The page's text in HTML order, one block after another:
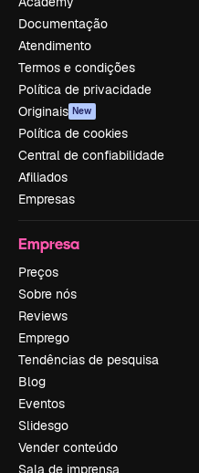
Documentação
Atendimento
Termos e condições
Política de privacidade
Originais New
Política de cookies
Central de confiabilidade
Afiliados
Empresas
Empresa
Preços
Sobre nós
Reviews
Emprego
Tendências de pesquisa
Blog
Eventos
Slidesgo
Vender conteúdo
Sala de imprensa